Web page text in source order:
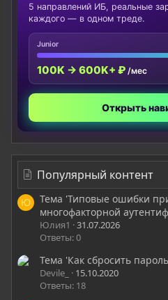
5 направлений ИБ, реальные
каждого — в одном треде.
Junior
100K → 600K+ ₽ /мес
Открыть
Популярный контент
Ю
Тема 'Типовые ошибки
многофакторной
Юлия1
31.07.2026
Ответы: 0
Тема 'Как сбросить
Devile_
15.10.2020
Ответы: 18